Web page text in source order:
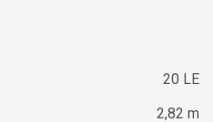
20 LE
2,82 m